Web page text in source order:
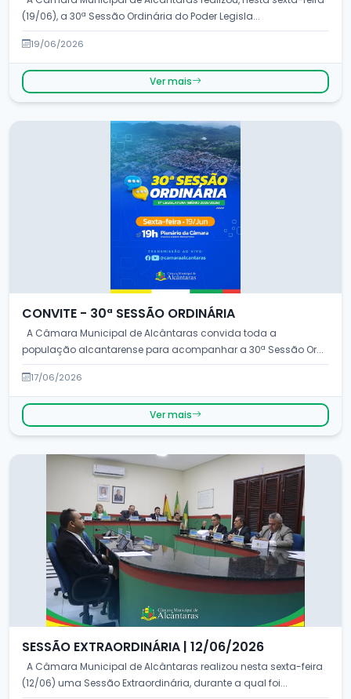
(19/06), a 30ª Sessão Ordinária do Poder Legisla...
19/06/2026
Ver mais
CONVITE - 30ª SESSÃO ORDINÁRIA
população alcantarense para acompanhar a 30ª Sessão Or...
17/06/2026
Ver mais
SESSÃO EXTRAORDINÁRIA | 12/06/2026
(12/06) uma Sessão Extraordinária, durante a qual foi...